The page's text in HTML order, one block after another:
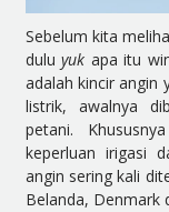
Sebelum kita
duluyuk apa itu
adalah kincir angin
listrik, awalnya
petani.
keperluan irigasi
angin sering kali
Belanda, Denmark